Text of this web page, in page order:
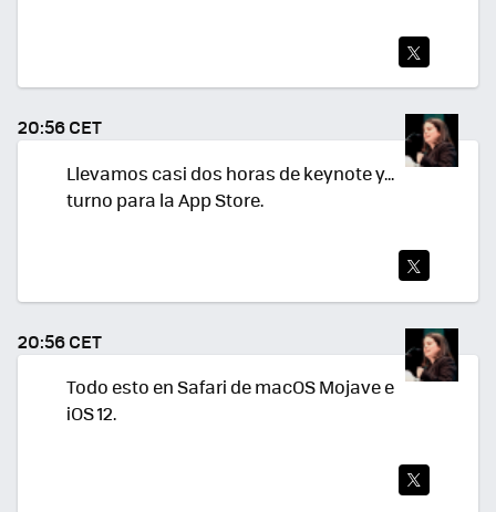
TWI
TEA
R
20:56 CET
Llevamos casi dos horas de keynote y...
turno para la App Store.
TEA
R
20:56 CET
Todo esto en Safari de macOS Mojave e
iOS 12.